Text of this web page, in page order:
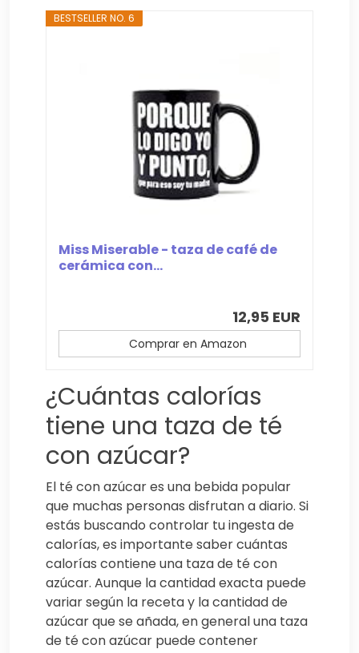
BESTSELLER NO. 6
Miss Miserable - taza de café de
cerámica con...
12,95 EUR
Comprar en Amazon
¿Cuántas calorías
tiene una taza de té
con azúcar?
El té con azúcar es una bebida popular
que muchas personas disfrutan a diario. Si
estás buscando controlar tu ingesta de
calorías, es importante saber cuántas
calorías contiene una taza de té con
azúcar. Aunque la cantidad exacta puede
variar según la receta y la cantidad de
azúcar que se añada, en general una taza
de té con azúcar puede contener